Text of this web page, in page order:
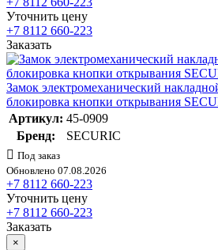
Уточнить цену
+7 8112 660-223
Заказать
Замок электромеханический
блокировка кнопки открывания
Артикул: 45-0909
Бренд:
SECURIC
Под заказ
Обновлено 07.08.2026
+7 8112 660-223
Уточнить цену
+7 8112 660-223
Заказать
×